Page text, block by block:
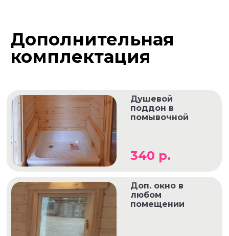
Дополнительная
комплектация
Доп. окно в
любом
помещении
340 р.
Душевой
поддон в
помывочной